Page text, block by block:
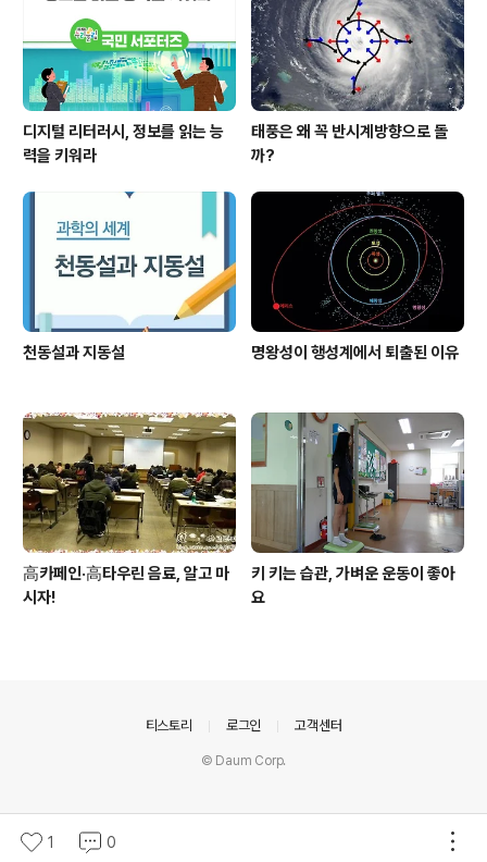
디지털 리터러시, 정보를 읽는 능
력을 키워라
태풍은 왜 꼭 반시계방향으로 돌
까?
천동설과 지동설 명왕성이 행성계에서 퇴출된 이유
高카페인·高타우린 음료, 알고 마
시자!
키 키는 습관, 가벼운 운동이 좋아
요
1 0
티스토리 로그인 고객센터
© Daum Corp.